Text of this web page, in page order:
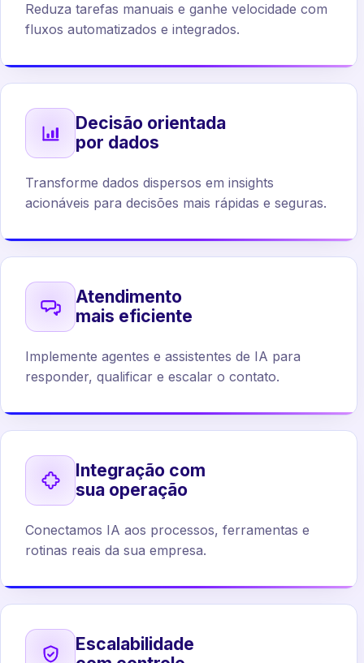
Reduza tarefas manuais e ganhe velocidade com
fluxos automatizados e integrados.
Decisão orientada
por dados
Transforme dados dispersos em insights
acionáveis para decisões mais rápidas e seguras.
Atendimento
mais eficiente
Implemente agentes e assistentes de IA para
responder, qualificar e escalar o contato.
Integração com
sua operação
Conectamos IA aos processos, ferramentas e
rotinas reais da sua empresa.
Escalabilidade